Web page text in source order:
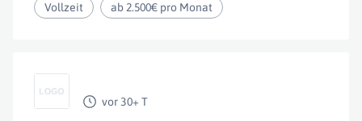
Vollzeit ab 2.500€ pro Monat
vor 30+ T